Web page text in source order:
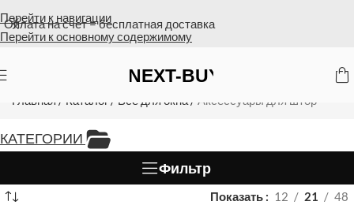
Перейти к навигации
Перейти к основному содержимому
Оплата на счет = бесплатная доставка
Аксессуары для штор
Главная / Каталог / Все для окна/ Аксессуары для штор
КАТЕГОРИИ
Фильтр
Показать 12 21 48